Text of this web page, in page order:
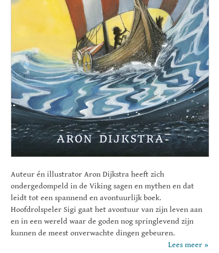
Auteur én illustrator Aron Dijkstra heeft zich
ondergedompeld in de Viking sagen en mythen en dat
leidt tot een spannend en avontuurlijk boek.
Hoofdrolspeler Sigi gaat het avontuur van zijn leven aan
en in een wereld waar de goden nog springlevend zijn
kunnen de meest onverwachte dingen gebeuren.
Lees meer »